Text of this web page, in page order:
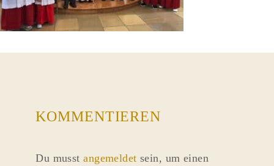
KOMMENTIEREN
Du musstangemeldet sein, um einen